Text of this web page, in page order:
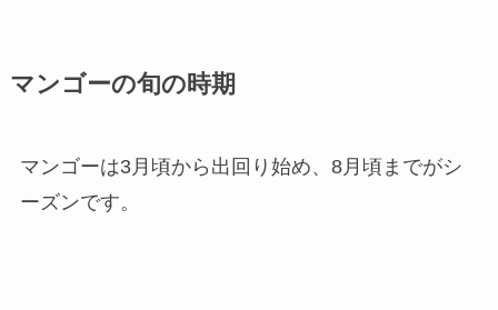
マンゴーの旬の時期
マンゴーは3月頃から出回り始め、8月頃までがシ
ーズンです。